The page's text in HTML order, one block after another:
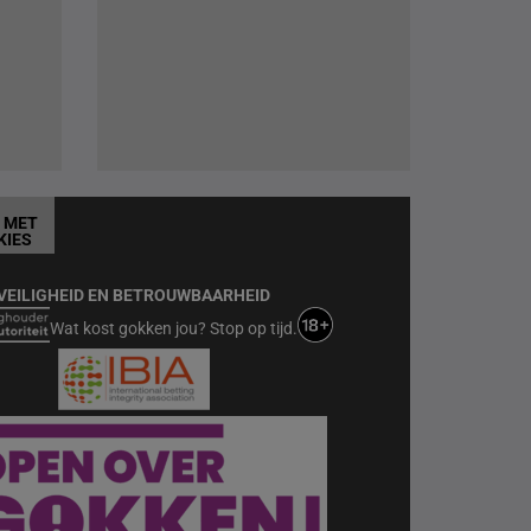
EN BETROUWBAARHEID
Wat kost gokken jou? Stop op tijd.